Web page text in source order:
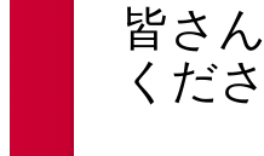
皆さ
くだ